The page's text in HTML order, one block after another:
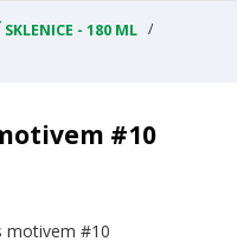
SKLENICE - 180 ML
#10